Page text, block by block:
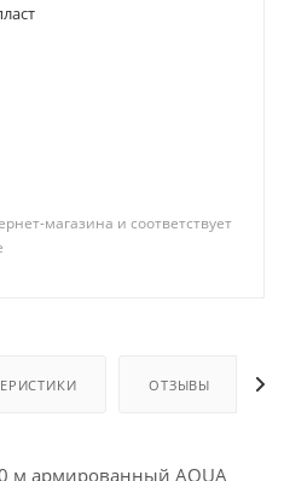
магазина и соответствует
ОТЗЫВЫ
м армированный AQUA